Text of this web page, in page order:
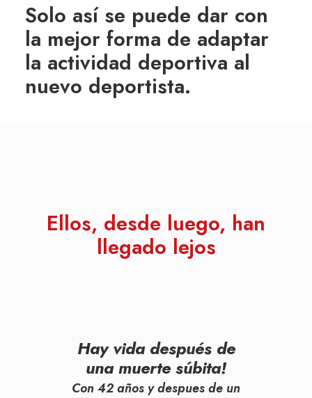
Solo así se puede dar con
la mejor forma de adaptar
la actividad deportiva al
nuevo deportista.
Ellos, desde luego, han
llegado lejos
Hay vida después de
una muerte súbita!
Con 42 años y despues de un